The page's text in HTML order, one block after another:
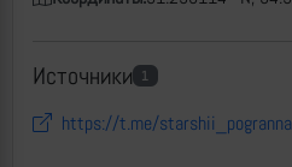
Источники 1
https://t.me/